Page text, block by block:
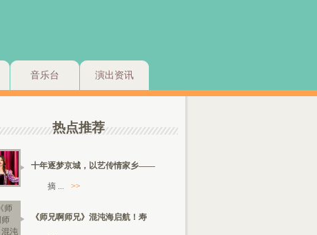
音乐台 演出资讯
热点推荐
十年逐梦京城，以艺传情家乡——
摘 ... >>
《师兄啊师兄》混沌海启航！寿